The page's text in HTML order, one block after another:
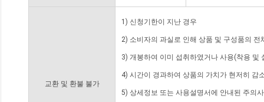
교환 및 환불 불가
1) 신청기한이 지난 경우
2) 소비자의 과실로 인해 상품 및 구성품의
3) 개봉하여 이미 섭취하였거나 사용(착용 및
4) 시간이 경과하여 상품의 가치가 현저히 감
5) 상세정보 또는 사용설명서에 안내된 주의